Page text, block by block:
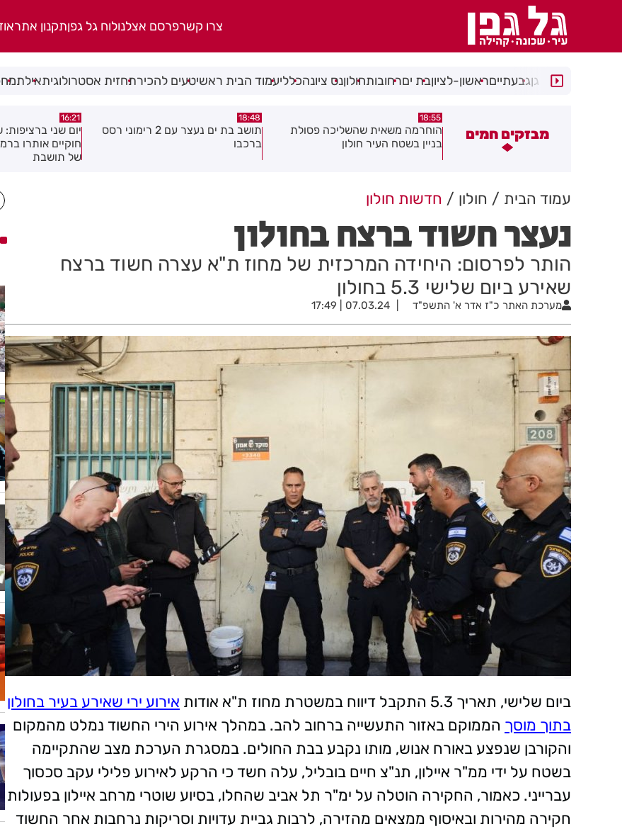
צרו קשרפרסם אצלנולוח גל גפןתקנון אתר
רמת גןגבעתייםראשון-לציוןבת יםרחובותחולוןנס ציונהכלליעמוד הבית ראשיטעים להכירתחזית אסטרולוגיתאילת
מבזקים חמים
הוחרמה משאית שהשליכה פסולת
בניין בשטח העיר חולון
18:48
תושב בת ים נעצר עם 2 רימוני רסס
ברכבו
16:21
יום שני ברציפות: שני שוהים בלתי
חוקיים אותרו ברמת גן בעקבות דיווח
15:04
צעיר נפצע
לראשון לציון
עמוד הבית חולון חדשות חולון
נעצר חשוד ברצח בחולון
הותר לפרסום: היחידה המרכזית של מחוז ת"א עצרה חשוד ברצח
שאירע ביום שלישי 5.3 בחולון
מערכת האתר כ"ז אדר א' התשפ"ד 07.03.24 | 17:49
ביום שלישי, תאריך 5.3 התקבל דיווח במשטרת מחוז ת"א אודות
אירוע ירי שאירע בעיר בחולון
בתוך מוסך הממוקם באזור התעשייה ברחוב להב. במהלך אירוע הירי החשוד נמלט מהמקום
והקורבן שנפצע באורח אנוש, מותו נקבע בבת החולים. במסגרת הערכת מצב שהתקיימה
בשטח על ידי ממ"ר איילון, תנ"צ חיים בובליל, עלה חשד כי הרקע לאירוע פלילי עקב סכסוך
עברייני. כאמור, החקירה הוטלה על ימ"ר תל אביב שהחלו, בסיוע שוטרי מרחב איילון בפעולות
חקירה מהירות ובאיסוף ממצאים מהזירה, לרבות גביית עדויות וסריקות נרחבות אחר החשוד